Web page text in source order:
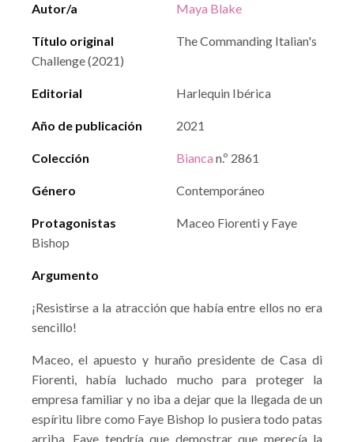
Autor/a Maya Blake
Título original
The Commanding Italian's
Challenge (2021)
Editorial Harlequin Ibérica
Año de publicación 2021
Colección Bianca n.º 2861
Género Contemporáneo
Protagonistas
Maceo Fiorenti y Faye
Bishop
Argumento
¡Resistirse a la atracción que había entre ellos no era
sencillo!
Maceo, el apuesto y huraño presidente de Casa di
Fiorenti, había luchado mucho para proteger la
empresa familiar y no iba a dejar que la llegada de un
espíritu libre como Faye Bishop lo pusiera todo patas
arriba. Faye tendría que demostrar que merecía la